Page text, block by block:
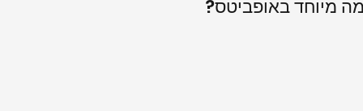
מיוחד באופביטס?